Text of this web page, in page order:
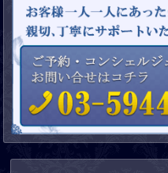
先生のお部屋にご用意もあり
また、占い師によっては出生
がありますと、更に詳細な鑑
紹介ページにてご確認いただ
尚、録画、録音、電子機器で
でご了承くださいませ。